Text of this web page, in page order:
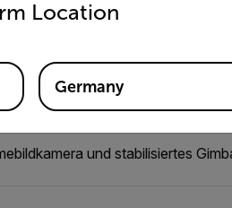
und stabilisiertes Gimbal
und stabilisiertes
Location
Germany